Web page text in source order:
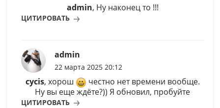
admin, Ну наконец то !!!
ЦИТИРОВАТЬ
admin
22 марта 2025 20:12
cycis, хорош
честно нет времени вообще.
Ну вы еще ждёте?)) Я обновил, пробуйте
ЦИТИРОВАТЬ